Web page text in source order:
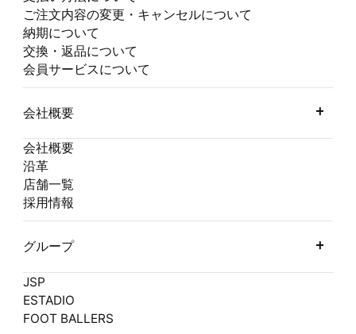
ご注文内容の変更・キャンセルについて
納期について
交換・返品について
会員サービスについて
会社概要
会社概要
沿革
店舗一覧
採用情報
グループ
JSP
ESTADIO
FOOT BALLERS